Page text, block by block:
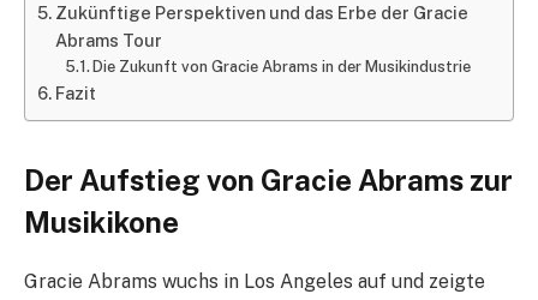
Zukünftige Perspektiven und das Erbe der Gracie
Abrams Tour
Die Zukunft von Gracie Abrams in der Musikindustrie
Fazit
Der Aufstieg von Gracie Abrams zur
Musikikone
Gracie Abrams wuchs in Los Angeles auf und zeigte